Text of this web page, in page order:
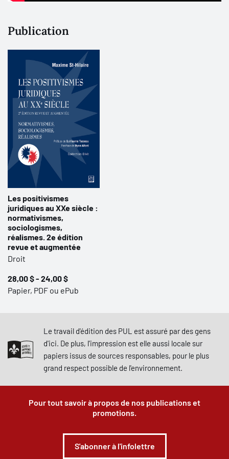
Publication
Les positivismes
juridiques au XXe siècle :
normativismes,
sociologismes,
réalismes. 2e édition
revue et augmentée
Droit
28,00 $ - 24,00 $
Papier, PDF ou ePub
Le travail d'édition des PUL est assuré par des gens
d'ici. De plus, l'impression est elle aussi locale sur
papiers issus de sources responsables, pour le plus
grand respect possible de l'environnement.
Pour tout savoir à propos de nos publications et
promotions.
S'abonner à l'infolettre